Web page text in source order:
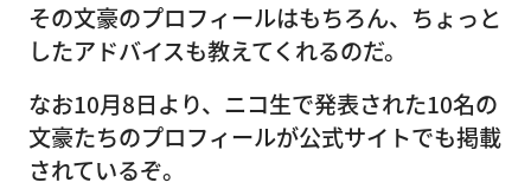
その文豪のプロフィールはもちろん、ちょっと
したアドバイスも教えてくれるのだ。
なお10月8日より、ニコ生で発表された10名の
文豪たちのプロフィールが公式サイトでも掲載
されているぞ。